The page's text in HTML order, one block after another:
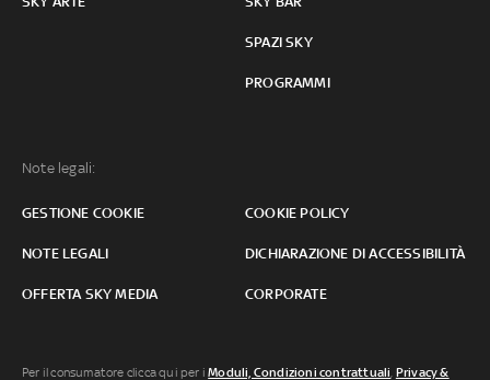
SPAZI SKY
PROGRAMMI
Note legali:
GESTIONE COOKIE COOKIE POLICY
NOTE LEGALI DICHIARAZIONE DI ACCESSIBILITÀ
OFFERTA SKY MEDIA CORPORATE
Per il consumatore clicca qui per iModuli, Condizioni contrattuali, Privacy &